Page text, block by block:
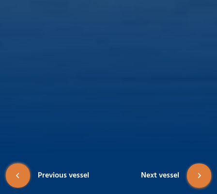
Previous vessel Next vessel